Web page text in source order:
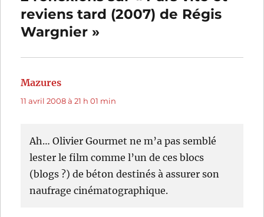
reviens tard (2007) de Régis
Wargnier »
Mazures
11 avril 2008 à 21 h 01 min
Ah… Olivier Gourmet ne m’a pas semblé
lester le film comme l’un de ces blocs
(blogs ?) de béton destinés à assurer son
naufrage cinématographique.